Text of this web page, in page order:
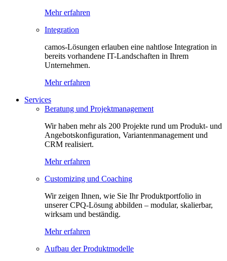
Mehr erfahren
Integration
camos-Lösungen erlauben eine nahtlose Integration in
bereits vorhandene IT-Landschaften in Ihrem
Unternehmen.
Mehr erfahren
Services
Beratung und Projektmanagement
Wir haben mehr als 200 Projekte rund um Produkt- und
Angebotskonfiguration, Variantenmanagement und
CRM realisiert.
Mehr erfahren
Customizing und Coaching
Wir zeigen Ihnen, wie Sie Ihr Produktportfolio in
unserer CPQ-Lösung abbilden – modular, skalierbar,
wirksam und beständig.
Mehr erfahren
Aufbau der Produktmodelle